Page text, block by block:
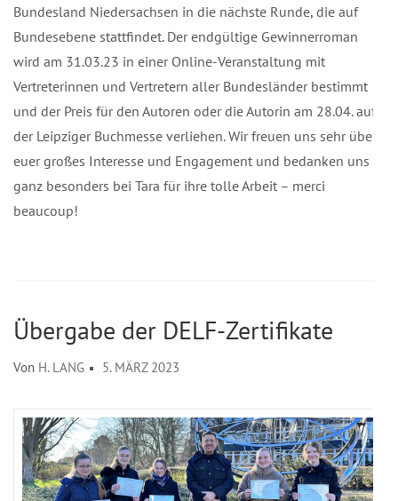
Bundesland Niedersachsen in die nächste Runde, die auf
Bundesebene stattfindet. Der endgültige Gewinnerroman
wird am 31.03.23 in einer Online-Veranstaltung mit
Vertreterinnen und Vertretern aller Bundesländer bestimmt
und der Preis für den Autoren oder die Autorin am 28.04. auf
der Leipziger Buchmesse verliehen. Wir freuen uns sehr über
euer großes Interesse und Engagement und bedanken uns
ganz besonders bei Tara für ihre tolle Arbeit – merci
beaucoup!
Übergabe der DELF-Zertifikate
Von H. LANG 5. MÄRZ 2023